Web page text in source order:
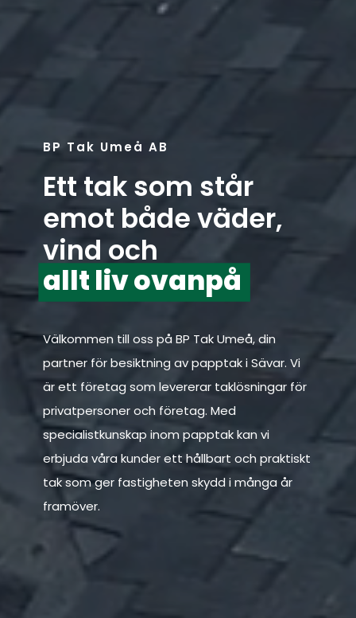
BP Tak Umeå AB
Ett tak som står
emot både väder,
vind och
allt liv ovanpå
Välkommen till oss på BP Tak Umeå, din
partner för besiktning av papptak i Sävar. Vi
är ett företag som levererar taklösningar för
privatpersoner och företag. Med
specialistkunskap inom papptak kan vi
erbjuda våra kunder ett hållbart och praktiskt
tak som ger fastigheten skydd i många år
framöver.